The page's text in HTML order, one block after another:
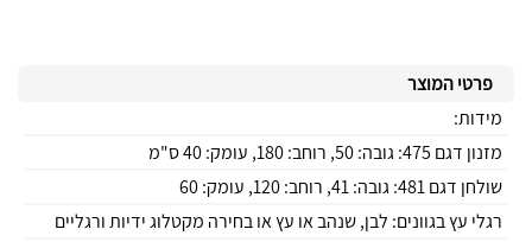
פרטי המוצר
מידות:
מזנון דגם 475: גובה: 50, רוחב: 180, עומק: 40 ס"מ
שולחן דגם 481: גובה: 41, רוחב: 120, עומק: 60
רגלי עץ בגוונים: לבן, שנהב או עץ או בחירה מקטלוג ידיות ורגליים